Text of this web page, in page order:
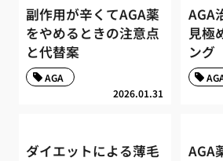
副作用が辛くてAGA薬
をやめるときの注意点
と代替案
2026.01.31
AGA
AGA
見極
ング
ダイエットによる薄毛
AGA